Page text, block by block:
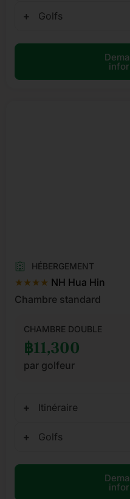
Golfs
HÉBERGEMENT
★★★★ NH Hua Hin
Chambre standard
CHAMBRE DOUBLE
฿11,300
par golfeur
Itinéraire
Golfs